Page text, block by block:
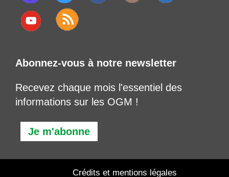
Abonnez-vous à notre newsletter
Recevez chaque mois l'essentiel des
informations sur les OGM !
Je m'abonne
Crédits et mentions légales